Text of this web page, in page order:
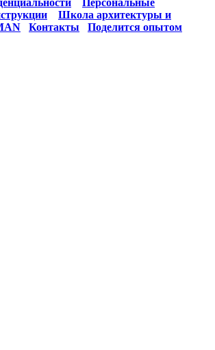
Школа архитектуры и
Контакты Поделится опытом